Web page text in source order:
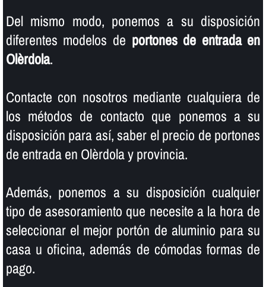
Del mismo modo, ponemos a su disposición
diferentes modelos de portones de entrada en
Olèrdola.
Contacte con nosotros mediante cualquiera de
los métodos de contacto que ponemos a su
disposición para así­, saber el precio de portones
de entrada en Olèrdola y provincia.
Además, ponemos a su disposición cualquier
tipo de asesoramiento que necesite a la hora de
seleccionar el mejor portón de aluminio para su
casa u oficina, además de cómodas formas de
pago.